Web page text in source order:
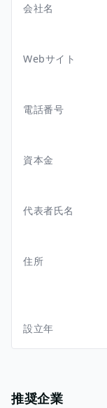
会社名
Webサイト
電話番号
資本金
代表者氏名
住所
設立年
推奨企業